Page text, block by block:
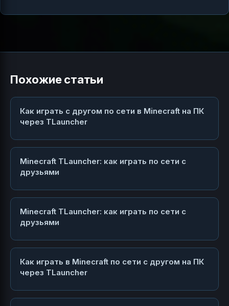
Похожие статьи
Как играть с другом по сети в Minecraft на ПК
через TLauncher
Minecraft TLauncher: как играть по сети с
друзьями
Minecraft TLauncher: как играть по сети с
друзьями
Как играть в Minecraft по сети с другом на ПК
через TLauncher